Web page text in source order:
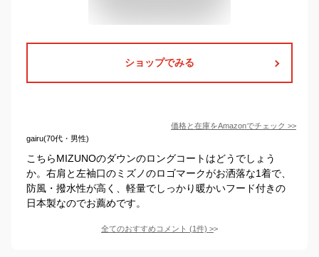
ショップでみる
価格と在庫をAmazonでチェック >>
gairu(70代・男性)
こちらMIZUNOのダウンのロングコートはどうでしょう
か。右肩と左袖口のミズノのロゴマークがお洒落な1着で、
防風・撥水性が高く、軽量でしっかり暖かいフード付きの
日本製なのでお薦めです。
全てのおすすめコメント (1件) >